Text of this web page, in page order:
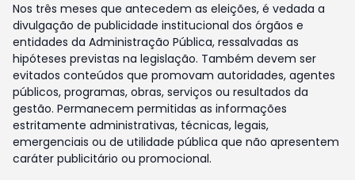
Nos três meses que antecedem as eleições, é vedada a
divulgação de publicidade institucional dos órgãos e
entidades da Administração Pública, ressalvadas as
hipóteses previstas na legislação. Também devem ser
evitados conteúdos que promovam autoridades, agentes
públicos, programas, obras, serviços ou resultados da
gestão. Permanecem permitidas as informações
estritamente administrativas, técnicas, legais,
emergenciais ou de utilidade pública que não apresentem
caráter publicitário ou promocional.